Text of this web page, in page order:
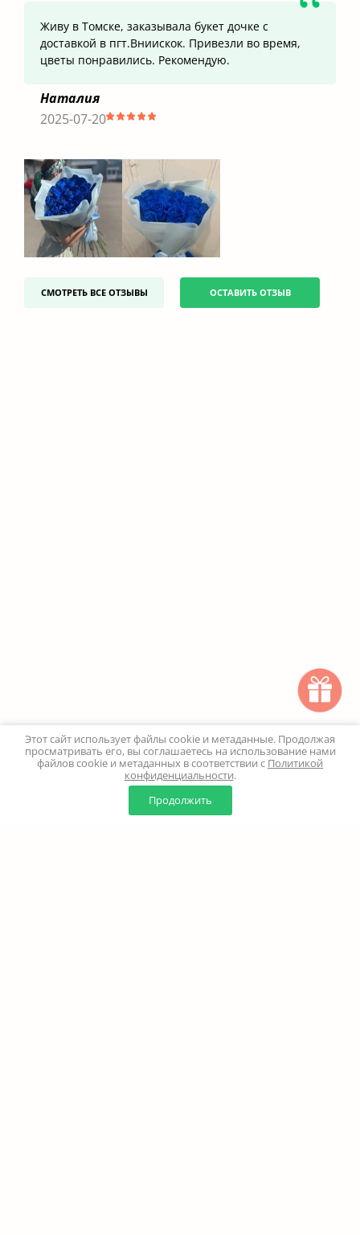
Живу в Томске, заказывала букет дочке с
доставкой в пгт.Вниискок. Привезли во время,
цветы понравились. Рекомендую.
Наталия
2025-07-20
СМОТРЕТЬ ВСЕ ОТЗЫВЫ ОСТАВИТЬ ОТЗЫВ
0
Корзина
Этот сайт использует файлы cookie и метаданные. Продолжая
просматривать его, вы соглашаетесь на использование нами
файлов cookie и метаданных в соответствии с Политикой
конфиденциальности.
Продолжить